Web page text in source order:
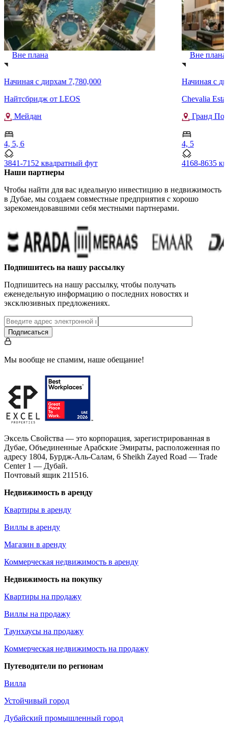
Вне плана
Начиная с дирхам 7,780,000
Найтсбридж от LEOS
Мейдан
4, 5, 6
3841-7152 квадратный фут
Вне плана
Начиная с
Chevalia
Гранд
4, 5
4168-8635
Наши партнеры
Чтобы найти для вас идеальную инвестицию в недвижимость
в Дубае, мы создаем совместные предприятия с хорошо
зарекомендовавшими себя местными партнерами.
Подпишитесь на нашу рассылку
Подпишитесь на нашу рассылку, чтобы получать
еженедельную информацию о последних новостях и
эксклюзивных предложениях.
Подписаться
Мы вообще не спамим, наше обещание!
Эксель Свойства — это корпорация, зарегистрированная в
Дубае, Объединенные Арабские Эмираты, расположенная по
адресу 1804, Бурдж-Аль-Салам, 6 Sheikh Zayed Road — Trade
Center 1 — Дубай.
Почтовый ящик 211516.
Недвижимость в аренду
Квартиры в аренду
Виллы в аренду
Магазин в аренду
Коммерческая недвижимость в аренду
Недвижимость на покупку
Квартиры на продажу
Виллы на продажу
Таунхаусы на продажу
Коммерческая недвижимость на продажу
Путеводители по регионам
Вилла
Устойчивый город
Дубайский промышленный город